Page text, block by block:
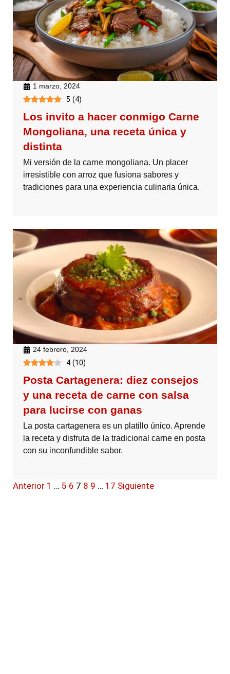
1 marzo, 2024
5 (4)
Los invito a hacer conmigo Carne
Mongoliana, una receta única y
distinta
Mi versión de la carne mongoliana. Un placer
irresistible con arroz que fusiona sabores y
tradiciones para una experiencia culinaria única.
24 febrero, 2024
4 (10)
Posta Cartagenera: diez consejos
y una receta de carne con salsa
para lucirse con ganas
La posta cartagenera es un platillo único. Aprende
la receta y disfruta de la tradicional carne en posta
con su inconfundible sabor.
Anterior 1 … 5 6 7 8 9 … 17 Siguiente